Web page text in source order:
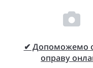
✔ Допоможемо
оправу